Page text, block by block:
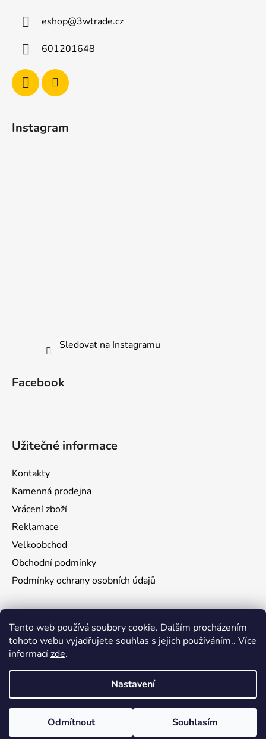
Tento web používá soubory cookie. Dalším procházením
tohoto webu vyjadřujete souhlas s jejich používáním.. Více
informacízde.
Nastavení
Odmítnout Souhlasím
eshop@3wtrade.cz
601201648
Instagram
Sledovat na Instagramu
Facebook
Užitečné informace
Kontakty
Kamenná prodejna
Vrácení zboží
Reklamace
Velkoobchod
Obchodní podmínky
Podmínky ochrany osobních údajů
Aktuality
Jak namontovat a nastřelit puškohled na zbraň
Vytvořil Shoptet
Copyright 2026
3W TRADE s.r.o.. Všechna práva